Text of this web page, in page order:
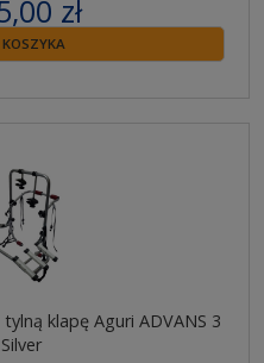
zł
23% VAT
klapę Aguri ADVANS 3
Silver